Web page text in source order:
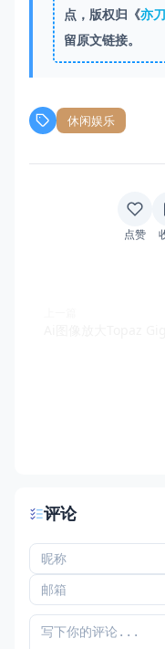
点，版权归《亦
留原文链接。
休闲娱乐
点赞
评论